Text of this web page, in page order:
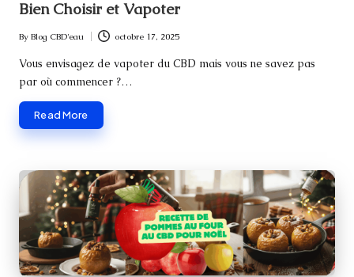
Bien Choisir et Vapoter
Posted
by
By Blog CBD'eau octobre 17, 2025
Vous envisagez de vapoter du CBD mais vous ne savez pas
par où commencer ?…
Read More